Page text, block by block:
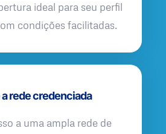
ideal para seu perfil
condições facilitadas.
rede credenciada
a uma ampla rede de